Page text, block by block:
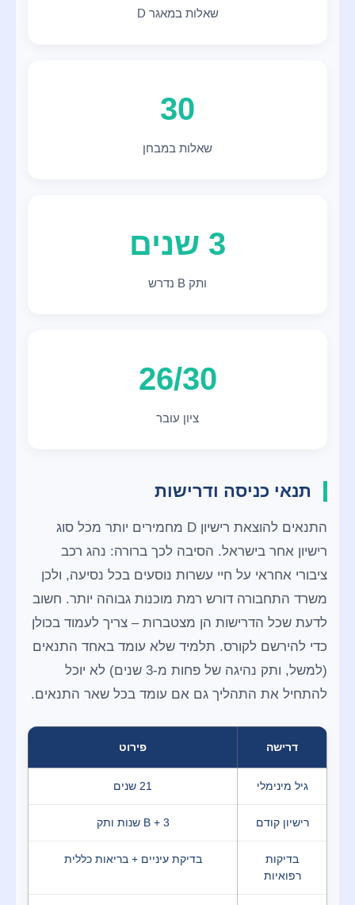
שאלות במאגר D
30
שאלות במבחן
3 שנים
ותק B נדרש
26/30
ציון עובר
תנאי כניסה ודרישות
התנאים להוצאת רישיון D מחמירים יותר מכל סוג
רישיון אחר בישראל. הסיבה לכך ברורה: נהג רכב
ציבורי אחראי על חיי עשרות נוסעים בכל נסיעה, ולכן
משרד התחבורה דורש רמת מוכנות גבוהה יותר. חשוב
לדעת שכל הדרישות הן מצטברות – צריך לעמוד בכולן
כדי להירשם לקורס. תלמיד שלא עומד באחד התנאים
(למשל, ותק נהיגה של פחות מ-3 שנים) לא יוכל
להתחיל את התהליך גם אם עומד בכל שאר התנאים.
דרישה פירוט
גיל מינימלי 21 שנים
רישיון קודם B + 3 שנות ותק
בדיקות
רפואיות
בדיקת עיניים + בריאות כללית